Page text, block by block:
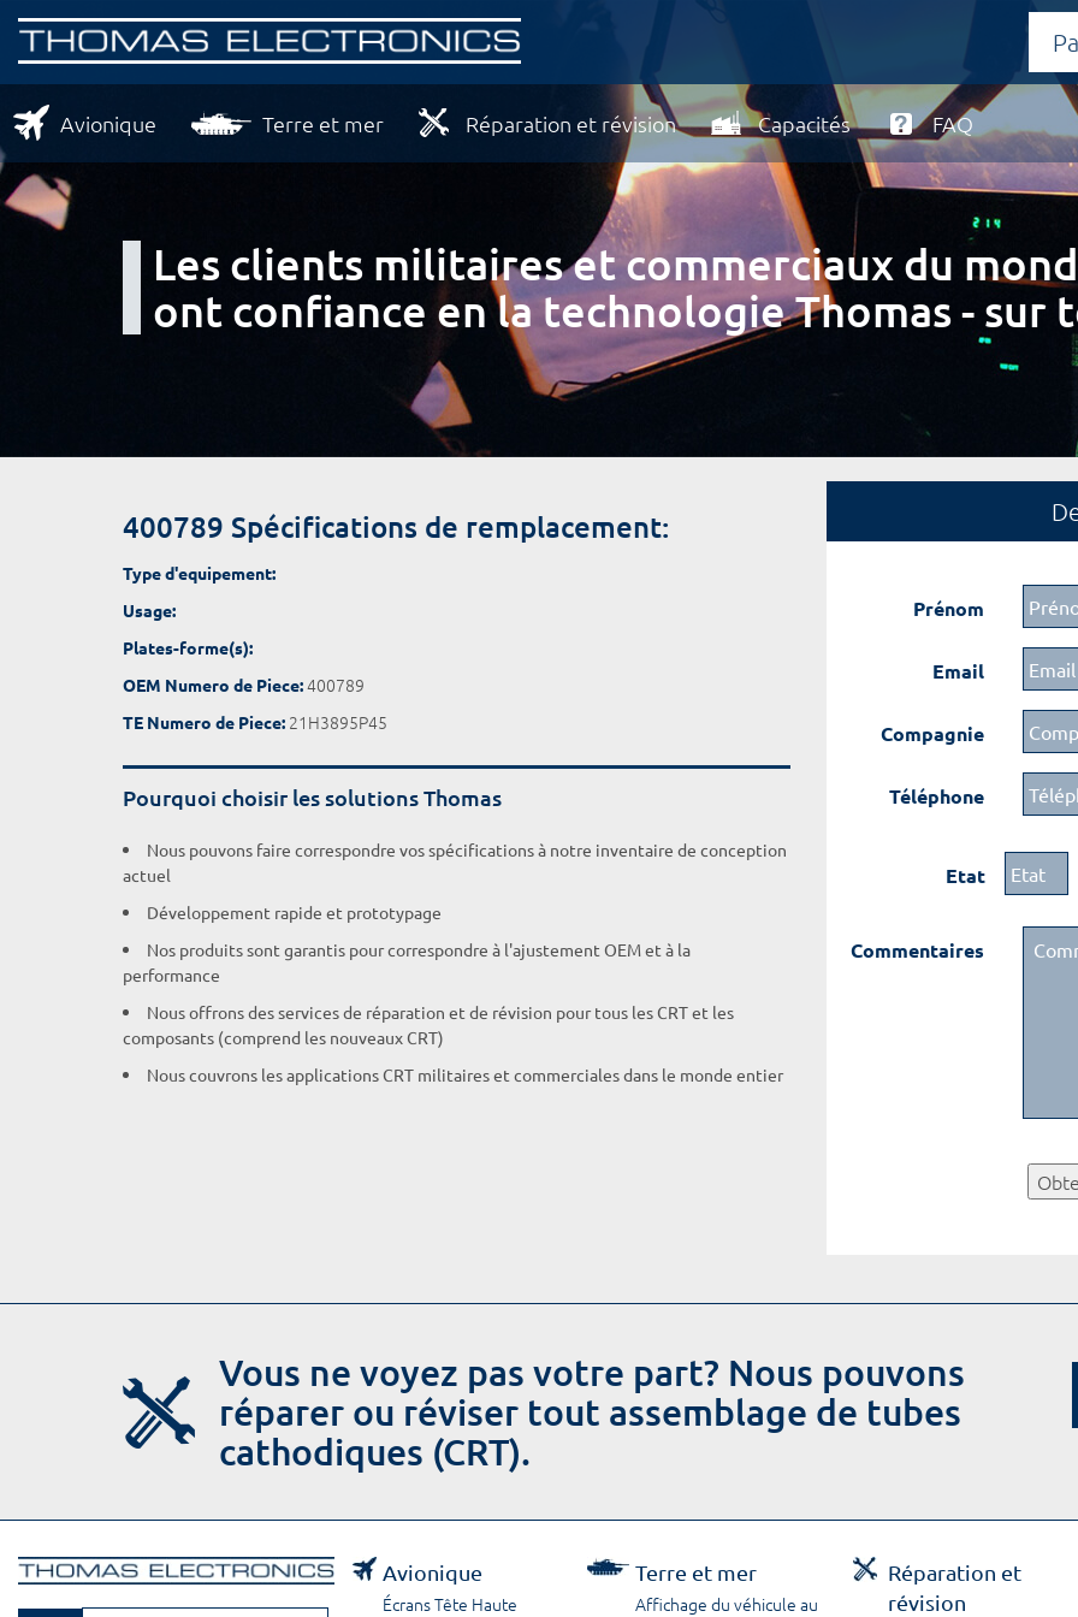
Avionique Terre et mer Réparation et révision Capacités FAQ
Les clients militaires et commerciaux du
ont confiance en la technologie Thomas - sur
400789 Spécifications de remplacement:
Type d'equipement:
Usage:
Plates-forme(s):
OEM Numero de Piece:400789
TE Numero de Piece: 21H3895P45
Pourquoi choisir les solutions Thomas
Nous pouvons faire correspondre vos spécifications à notre inventaire de conception
actuel
Développement rapide et prototypage
Nos produits sont garantis pour correspondre à l'ajustement OEM et à la
performance
Nous offrons des services de réparation et de révision pour tous les CRT et les
composants (comprend les nouveaux CRT)
Nous couvrons les applications CRT militaires et commerciales dans le monde entier
Prénom
Email
Compagnie
Téléphone
Etat
Commentaires
Vous ne voyez pas votre part? Nous pouvons
réparer ou réviser tout assemblage de tubes
cathodiques (CRT).
Avionique
Écrans Tête Haute
Terre et mer
Affichage du véhicule au
Réparation et
révision